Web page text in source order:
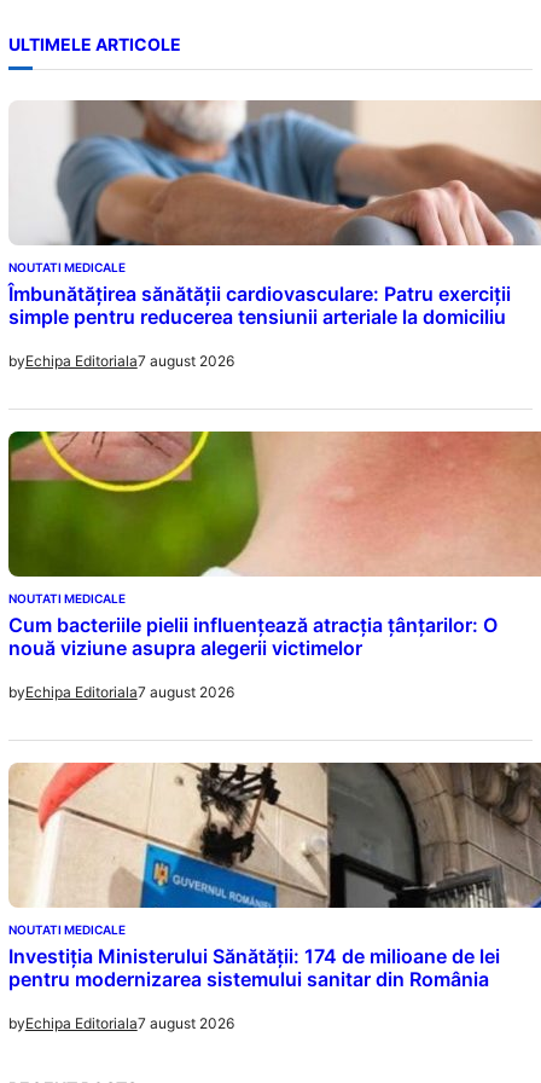
ULTIMELE ARTICOLE
NOUTATI MEDICALE
Îmbunătățirea sănătății cardiovasculare: Patru exerciții
simple pentru reducerea tensiunii arteriale la domiciliu
byEchipa Editoriala7 august 2026
NOUTATI MEDICALE
Cum bacteriile pielii influențează atracția țânțarilor: O
nouă viziune asupra alegerii victimelor
byEchipa Editoriala7 august 2026
NOUTATI MEDICALE
Investiția Ministerului Sănătății: 174 de milioane de lei
pentru modernizarea sistemului sanitar din România
byEchipa Editoriala7 august 2026